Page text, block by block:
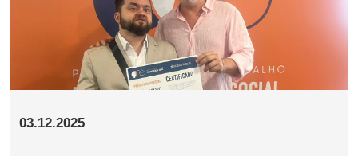
03.12.2025